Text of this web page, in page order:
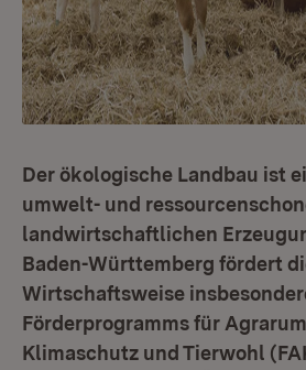
Der ökologische Landbau ist
umwelt- und
landwirtschaftlichen
Baden-Württemberg fördert
Wirtschaftsweise
Förderprogramms für
Klimaschutz und Tierwohl